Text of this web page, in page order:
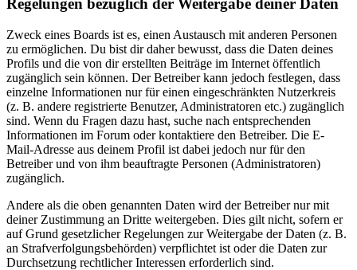
Regelungen bezüglich der Weitergabe deiner Daten
Zweck eines Boards ist es, einen Austausch mit anderen Personen
zu ermöglichen. Du bist dir daher bewusst, dass die Daten deines
Profils und die von dir erstellten Beiträge im Internet öffentlich
zugänglich sein können. Der Betreiber kann jedoch festlegen, dass
einzelne Informationen nur für einen eingeschränkten Nutzerkreis
(z. B. andere registrierte Benutzer, Administratoren etc.) zugänglich
sind. Wenn du Fragen dazu hast, suche nach entsprechenden
Informationen im Forum oder kontaktiere den Betreiber. Die E-
Mail-Adresse aus deinem Profil ist dabei jedoch nur für den
Betreiber und von ihm beauftragte Personen (Administratoren)
zugänglich.
Andere als die oben genannten Daten wird der Betreiber nur mit
deiner Zustimmung an Dritte weitergeben. Dies gilt nicht, sofern er
auf Grund gesetzlicher Regelungen zur Weitergabe der Daten (z. B.
an Strafverfolgungsbehörden) verpflichtet ist oder die Daten zur
Durchsetzung rechtlicher Interessen erforderlich sind.